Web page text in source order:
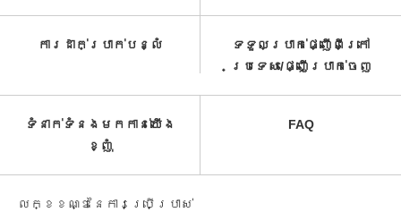
ការដាក់ប្រាក់បន្លំ
ទទួលប្រាក់ផ្ញើពីក្រៅ
ប្រទេស/ផ្ញើប្រាក់ចេញ
ទំនាក់ទំនងមកកាន់យើង
ខ្ញុំ
FAQ
លក្ខខណ្ឌនៃការប្រើប្រាស់